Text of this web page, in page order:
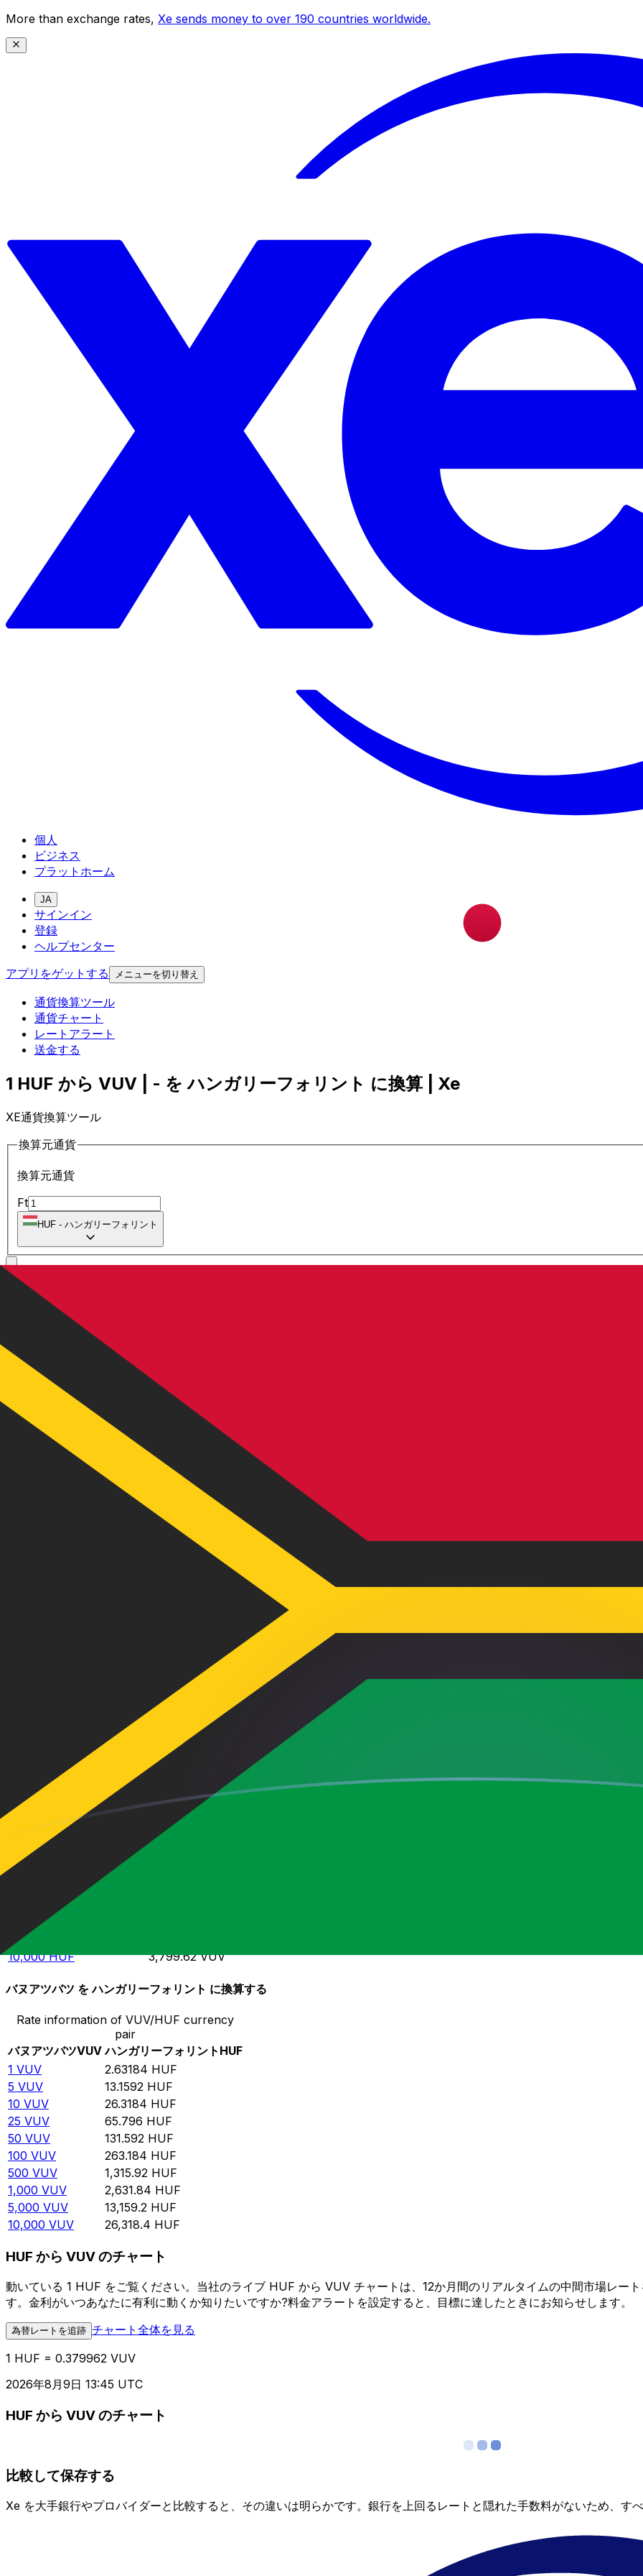
More than exchange rates, Xe sends money to over 190 countries worldwide.
個人
ビジネス
プラットホーム
JA
サインイン
登録
ヘルプセンター
アプリをゲットする
メニューを切り替え
通貨換算ツール
通貨チャート
レートアラート
送金する
1 HUF から VUV | - を ハンガリーフォリント に換算 | Xe
XE通貨換算ツール
換算元通貨
換算元通貨
Ft
HUF - ハンガリーフォリント
に
バヌアツバツ
1.00 0.37
13:45 UTC時点のミッドマーケットレート
為替スペシャリストに今すぐご相談ください。
競合他社より有利なレートをご案内できます。
換算ツールには仲値レートを使用します。これは情報提供のみを目的としたものです。送金時にはこのレートは適用され
今日のHUFからVUVの為替レート
ハンガリーフォリント を バヌアツバツ に換算する
Rate information of HUF/VUV currency
ハンガリーフォリント HUF
VUV
HUF 0.379962 VUV
1.89981
3.79962
HUF
50
HUF
5,000
10,000 HUF 3,799.62 VUV
バヌアツバツ を ハンガリーフォリント に換算する
Rate information of VUV/HUF currency
pair
バヌアツバツVUV ハンガリーフォリント HUF
1 VUV 2.63184 HUF
5 VUV 13.1592 HUF
10 VUV 26.3184 HUF
25 VUV 65.796 HUF
50 VUV 131.592 HUF
100 VUV 263.184 HUF
500 VUV 1,315.92 HUF
1,000 VUV 2,631.84 HUF
5,000 VUV 13,159.2 HUF
10,000 VUV 26,318.4 HUF
HUF から VUV のチャート
動いている 1 HUF をご覧ください。当社のライブ HUF から VUV チャートは、12か月間のリアルタイムの中間市場レー
す。金利がいつあなたに有利に動くか知りたいですか?料金アラートを設定すると、目標に達したときにお知らせします。
為替レートを追跡 チャート全体を見る
1 HUF = 0.379962 VUV
2026年8月9日 13:45 UTC
HUF から VUV のチャート
比較して保存する
Xe を大手銀行やプロバイダーと比較すると、その違いは明らかです。銀行を上回るレートと隠れた手数料がないため、す